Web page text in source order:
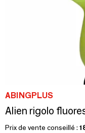
ABINGPLUS
Prix de vente conseillé :